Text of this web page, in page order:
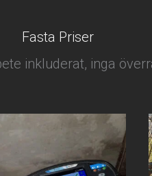
Fasta Priser
inkluderat, inga